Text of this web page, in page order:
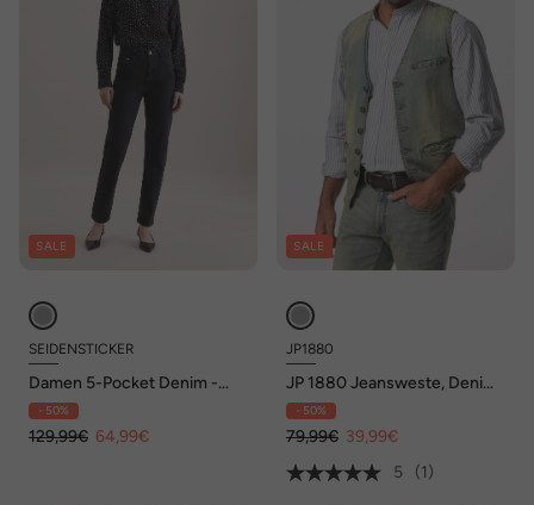
SALE
SEIDENSTICKER
Damen 5-Pocket Denim -
Denim
- 50%
129,99€ 64,99€
SALE
JP1880
JP 1880 Jeansweste, Denim,
V-Ausschnitt, Vintage Look,
bis 8 XL
- 50%
79,99€ 39,99€
5
(1)